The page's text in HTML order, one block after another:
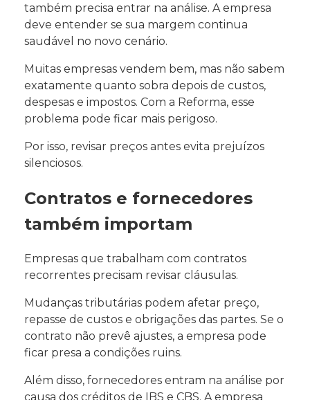
também precisa entrar na análise. A empresa
deve entender se sua margem continua
saudável no novo cenário.
Muitas empresas vendem bem, mas não sabem
exatamente quanto sobra depois de custos,
despesas e impostos. Com a Reforma, esse
problema pode ficar mais perigoso.
Por isso, revisar preços antes evita prejuízos
silenciosos.
Contratos e fornecedores
também importam
Empresas que trabalham com contratos
recorrentes precisam revisar cláusulas.
Mudanças tributárias podem afetar preço,
repasse de custos e obrigações das partes. Se o
contrato não prevê ajustes, a empresa pode
ficar presa a condições ruins.
Além disso, fornecedores entram na análise por
causa dos créditos de IBS e CBS. A empresa